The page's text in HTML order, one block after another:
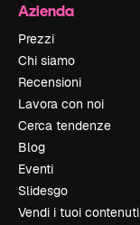
Azienda
Prezzi
Chi siamo
Recensioni
Lavora con noi
Cerca tendenze
Blog
Eventi
Slidesgo
Vendi i tuoi contenuti